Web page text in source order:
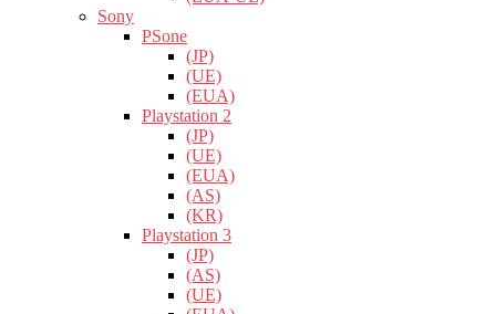
Sony
PSone
(JP)
(UE)
(EUA)
Playstation 2
(JP)
(UE)
(EUA)
(AS)
(KR)
Playstation 3
(JP)
(AS)
(UE)